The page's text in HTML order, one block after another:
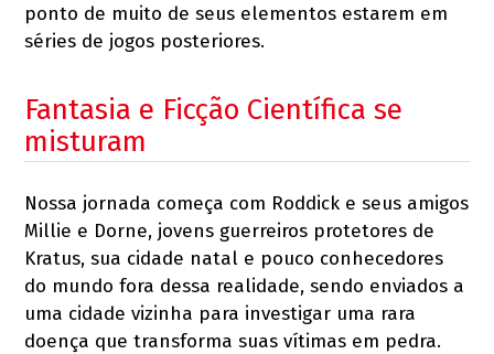
ponto de muito de seus elementos estarem em
séries de jogos posteriores.
Fantasia e Ficção Científica se
misturam
Nossa jornada começa com Roddick e seus amigos
Millie e Dorne, jovens guerreiros protetores de
Kratus, sua cidade natal e pouco conhecedores
do mundo fora dessa realidade, sendo enviados a
uma cidade vizinha para investigar uma rara
doença que transforma suas vítimas em pedra.